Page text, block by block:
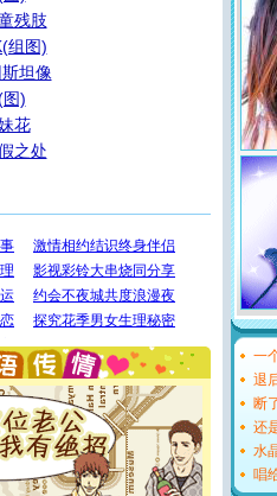
残肢
组图)
坦像
)
花
之处
没什么送给你的，又不打算给
万不要忘记我！
会想起你,而是这样的日子才
,圣诞要快乐!新年要快乐!天天
,在这个特别的日子里,愿幸福,
祝愿与你同在.圣诞快乐!
不到你我要充电；没有你我会
一
退
断
还
水
唱